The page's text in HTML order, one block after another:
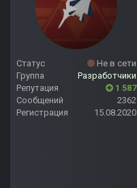
Статус
Не в сети
Группа
Разработчики
Репутация
1 587
Сообщений
2362
Регистрация
15.08.2020